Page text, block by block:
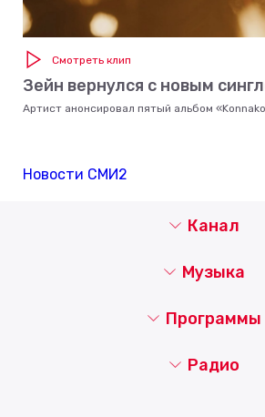
Смотреть клип
Зейн вернулся с новым
Артист анонсировал пятый альбом
Новости СМИ2
Канал
Музыка
Программы
Радио